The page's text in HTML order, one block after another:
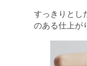
すっきりとし
のある仕上が